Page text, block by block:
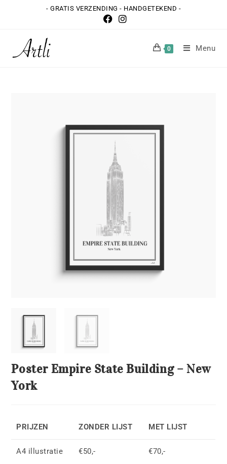
- GRATIS VERZENDING - HANDGETEKEND -
0 Menu
Poster Empire State Building – New
York
PRIJZEN ZONDER LIJST MET LIJST
A4 illustratie €50,- €70,-